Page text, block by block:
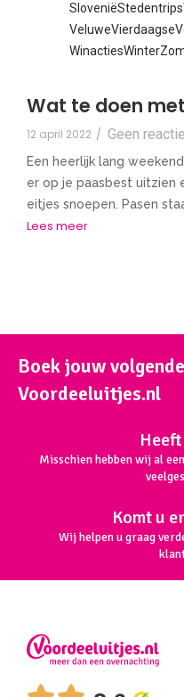
SloveniëStedentrips
VeluweVierdaagse
WinactiesWinter
Wat te doen
12 april 2022 / Geen
Een heerlijk lang
er op je paasbest uitzien
eitjes snoepen. Pasen
Lees meer
Boek jouw
Voordeeluitjes.nl
Misschien hebben wij al
Komt u
Wij helpen u graag